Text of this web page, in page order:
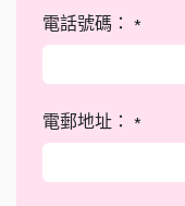
電話號碼： *
電郵地址： *